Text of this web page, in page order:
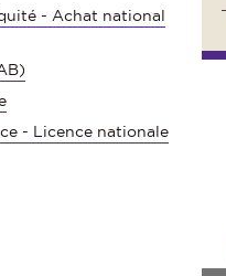
- Achat national
- Licence nationale